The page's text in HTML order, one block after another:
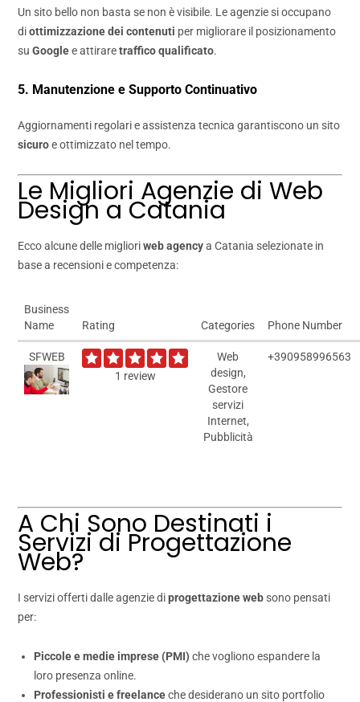
Un sito bello non basta se non è visibile. Le agenzie si occupano
diottimizzazione dei contenuti per migliorare il posizionamento
suGooglee attiraretraffico qualificato.
5. Manutenzione e Supporto Continuativo
Aggiornamenti regolari e assistenza tecnica garantiscono un sito
sicuroe ottimizzato nel tempo.
Le Migliori Agenzie di Web
Design a Catania
Ecco alcune delle miglioriweb agencya Catania selezionate in
base a recensioni e competenza:
Business
Name
Rating Categories Phone Number
SFWEB
1 review
Web
design,
Gestore
servizi
Internet,
Pubblicità
+390958996563
A Chi Sono Destinati i
Servizi di Progettazione
Web?
I servizi offerti dalle agenzie diprogettazione web sono pensati
per:
Piccole e medie imprese (PMI) che vogliono espandere la
loro presenza online.
Professionisti e freelanceche desiderano un sito portfolio